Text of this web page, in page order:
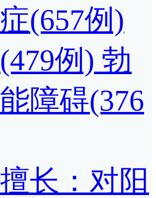
(657例)
例) 勃
障碍(376
长：对阳